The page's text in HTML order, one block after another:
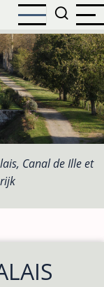
Canal de Ille et